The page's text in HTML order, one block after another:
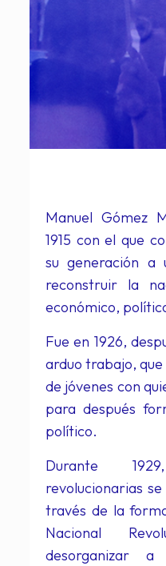
Manuel Gómez
1915 con el que
su generación a
reconstruir la
económico,
Fue en 1926,
arduo trabajo,
de jóvenes con
para después
político.
Durante
revolucionarias
través de la
Nacional
desorganizar